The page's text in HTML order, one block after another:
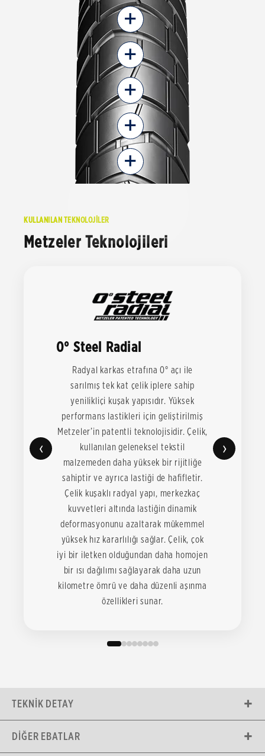
+
+
+
+
+
KULLANILAN TEKNOLOJİLER
Metzeler Teknolojileri
‹
0° Steel Radial
Radyal karkas etrafına 0° açı ile
sarılmış tek kat çelik iplere sahip
yenilikliçi kuşak yapısıdır. Yüksek
performans lastikleri için geliştirilmiş
Metzeler’in patentli teknolojisidir. Çelik,
kullanılan geleneksel tekstil
malzemeden daha yüksek bir rijitliğe
sahiptir ve ayrıca lastiği de hafifletir.
Çelik kuşaklı radyal yapı, merkezkaç
kuvvetleri altında lastiğin dinamik
deformasyonunu azaltarak mükemmel
yüksek hız kararlılığı sağlar. Çelik, çok
iyi bir iletken olduğundan daha homojen
bir ısı dağılımı sağlayarak daha uzun
kilometre ömrü ve daha düzenli aşınma
özellikleri sunar.
›
TEKNIK DETAY
DIĞER EBATLAR